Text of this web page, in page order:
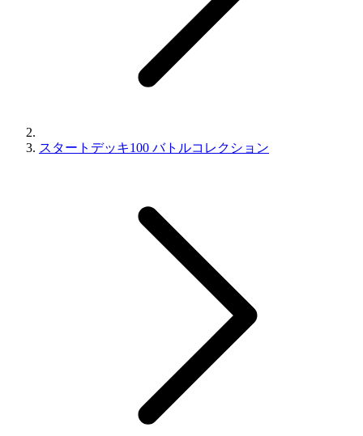
スタートデッキ100 バトルコレクション